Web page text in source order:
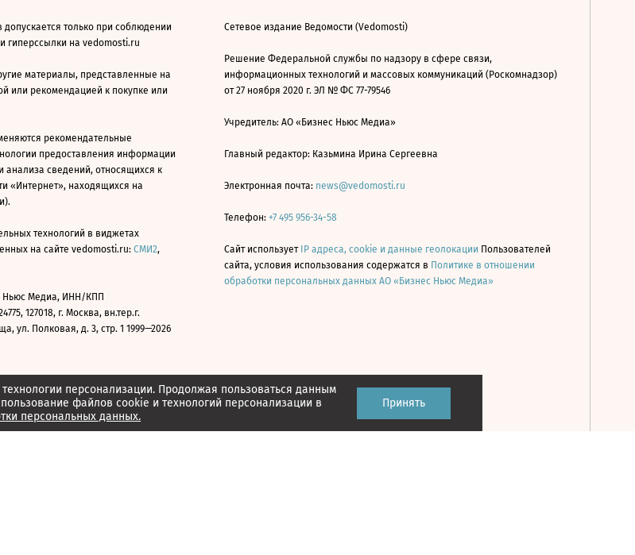
персонализации. Продолжая пользоваться данным
файлов cookie и технологий персонализации в
персональных данных.
Принять
только при соблюдении
гиперссылки на vedomosti.ru
материалы, представленные на
или рекомендацией к покупке или
рекомендательные
предоставления информации
анализа сведений, относящихся к
«Интернет», находящихся на
технологий в виджетах
на сайте vedomosti.ru: СМИ2,
Ньюс Медиа, ИНН/КПП
127018, г. Москва, вн.тер.г.
ул. Полковая, д. 3, стр. 1 1999—2026
Сетевое издание Ведомости (Vedomosti)
Решение Федеральной службы по надзору в сфере связи,
информационных технологий и массовых коммуникаций (Роскомнадзор)
от 27 ноября 2020 г. ЭЛ № ФС 77-79546
Учредитель: АО «Бизнес Ньюс Медиа»
Главный редактор: Казьмина Ирина Сергеевна
Электронная почта: news@vedomosti.ru
Телефон: +7 495 956-34-58
Сайт использует IP адреса, cookie и данные геолокации Пользователей
сайта, условия использования содержатся в Политике в отношении
обработки персональных данных АО «Бизнес Ньюс Медиа»